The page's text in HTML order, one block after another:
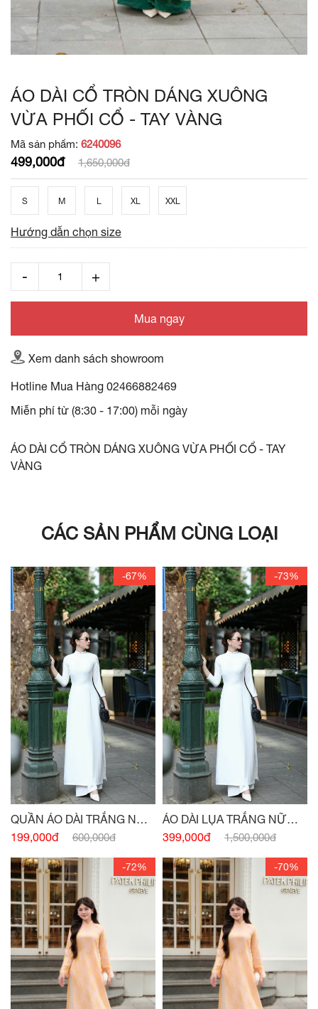
ÁO DÀI CỔ TRÒN DÁNG XUÔNG
VỪA PHỐI CỔ - TAY VÀNG
Mã sản phẩm: 6240096
499,000đ 1,650,000đ
S M L XL XXL
Hướng dẫn chọn size
Mua ngay
Xem danh sách showroom
Hotline Mua Hàng 02466882469
Miễn phí từ (8:30 - 17:00) mỗi ngày
ÁO DÀI CỔ TRÒN DÁNG XUÔNG VỪA PHỐI CỔ - TAY
VÀNG
CÁC SẢN PHẨM CÙNG LOẠI
-67%
QUẦN ÁO DÀI TRẮNG NỮ
SINH
199,000đ 600,000đ
-73%
ÁO DÀI LỤA TRẮNG NỮ
SINH
399,000đ 1,500,000đ
-72% -70%